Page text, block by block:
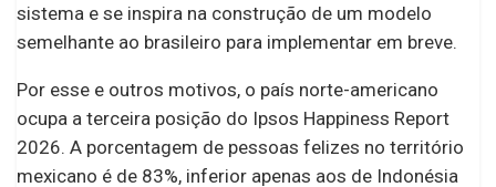
sistema e se inspira na construção de um modelo
semelhante ao brasileiro para implementar em breve.
Por esse e outros motivos, o país norte-americano
ocupa a terceira posição do Ipsos Happiness Report
2026. A porcentagem de pessoas felizes no território
mexicano é de 83%, inferior apenas aos de Indonésia